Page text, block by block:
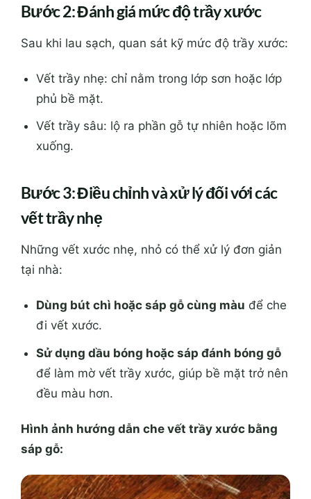
Bước 2: Đánh giá mức độ trầy xước
Sau khi lau sạch, quan sát kỹ mức độ trầy xước:
Vết trầy nhẹ: chỉ nằm trong lớp sơn hoặc lớp
phủ bề mặt.
Vết trầy sâu: lộ ra phần gỗ tự nhiên hoặc lõm
xuống.
Bước 3: Điều chỉnh và xử lý đối với các
vết trầy nhẹ
Những vết xước nhẹ, nhỏ có thể xử lý đơn giản
tại nhà:
Dùng bút chì hoặc sáp gỗ cùng màu để che
đi vết xước.
Sử dụng dầu bóng hoặc sáp đánh bóng gỗ
để làm mờ vết trầy xước, giúp bề mặt trở nên
đều màu hơn.
Hình ảnh hướng dẫn che vết trầy xước bằng
sáp gỗ: